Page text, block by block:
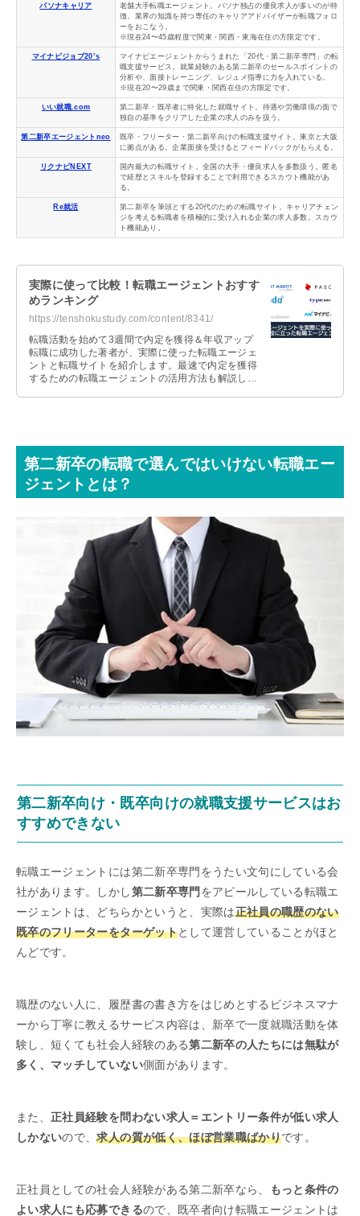
パソナキャリア
老舗大手転職エージェント。パソナ独占の優良求人が多いのが特
徴。業界の知識を持つ専任のキャリアアドバイザーが転職フォロ
ーをおこなう。
※現在24〜45歳程度で関東・関西・東海在住の方限定です。
マイナビジョブ20’s
マイナビエージェントからうまれた「20代・第二新卒専門」の転
職支援サービス。就業経験のある第二新卒のセールスポイントの
分析や、面接トレーニング、レジュメ指導に力を入れている。
※現在20〜29歳まで関東・関西在住の方限定です。
いい就職.com
第二新卒・既卒者に特化した就職サイト。待遇や労働環境の面で
独自の基準をクリアした企業の求人のみを扱う。
第二新卒エージェントneo
既卒・フリーター・第二新卒向けの転職支援サイト。東京と大阪
に拠点がある。企業面接を受けるとフィードバックがもらえる。
リクナビNEXT
国内最大の転職サイト。全国の大手・優良求人を多数扱う。匿名
で経歴とスキルを登録することで利用できるスカウト機能があ
る。
Re就活
第二新卒を筆頭とする20代のための転職サイト。キャリアチェン
ジを考える転職者を積極的に受け入れる企業の求人多数。スカウ
ト機能あり。
実際に使って比較！転職エージェントおすす
めランキング
https://tenshokustudy.com/content/8341/
転職活動を始めて3週間で内定を獲得＆年収アップ
転職に成功した著者が、実際に使った転職エージェ
ントと転職サイトを紹介します。最速で内定を獲得
するための転職エージェントの活用方法も解説しま
第二新卒の転職で選んではいけない転職エー
ジェントとは？
第二新卒向け・既卒向けの就職支援サービスはお
すすめできない
転職エージェントには第二新卒専門をうたい文句にしている会
社があります。しかし第二新卒専門 をアピールしている転職エ
ージェントは、どちらかというと、実際は正社員の職歴のない
既卒のフリーターをターゲットとして運営していることがほと
んどです。
職歴のない人に、履歴書の書き方をはじめとするビジネスマナ
ーから丁寧に教えるサービス内容は、新卒で一度就職活動を体
験し、短くても社会人経験のある第二新卒の人たちには無駄が
多く、マッチしていない側面があります。
また、正社員経験を問わない求人＝エントリー条件が低い求人
しかないので、求人の質が低く、ほぼ営業職ばかりです。
正社員としての社会人経験がある第二新卒なら、
もっと条件の
よい求人にも応募できるので、既卒者向け転職エージェントは